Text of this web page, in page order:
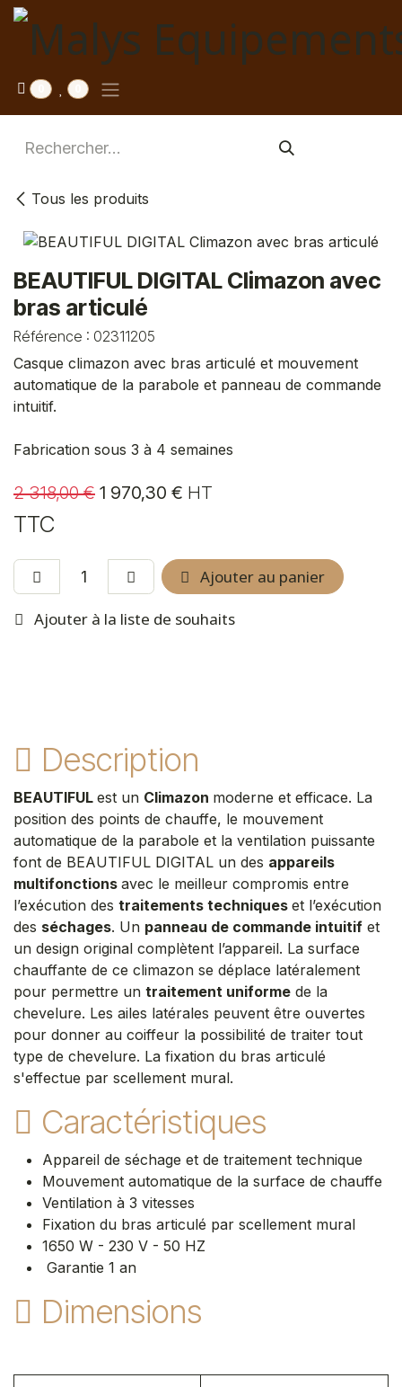
Se rendre au contenu
Tous les produits
BEAUTIFUL DIGITAL Climazon avec
bras articulé
Référence : 02311205
Casque climazon avec bras articulé et mouvement
automatique de la parabole et panneau de commande
intuitif.
Fabrication sous 3 à 4 semaines
2 318,00€ 1 970,30 € HT
TTC
Ajouter au panier
Ajouter à la liste de souhaits
Description
BEAUTIFUL est un Climazon moderne et efficace. La
position des points de chauffe, le mouvement
automatique de la parabole et la ventilation puissante
font de BEAUTIFUL DIGITAL un des appareils
multifonctions avec le meilleur compromis entre
l’exécution des traitements techniques et l’exécution
des séchages. Un panneau de commande intuitif et
un design original complètent l’appareil. La surface
chauffante de ce climazon se déplace latéralement
pour permettre un traitement uniforme de la
chevelure. Les ailes latérales peuvent être ouvertes
pour donner au coiffeur la possibilité de traiter tout
type de chevelure. La fixation du bras articulé
s'effectue par scellement mural.
Caractéristiques
Appareil de séchage et de traitement technique
Mouvement automatique de la surface de chauffe
Ventilation à 3 vitesses
Fixation du bras articulé par scellement mural
1650 W - 230 V - 50 HZ
Garantie 1 an
Dimensions